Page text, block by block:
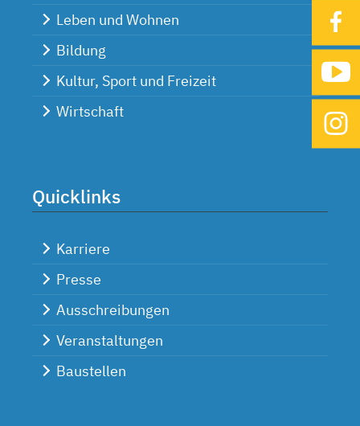
Leben und Wohnen
Bildung
Kultur, Sport und Freizeit
Wirtschaft
Quicklinks
Karriere
Presse
Ausschreibungen
Veranstaltungen
Baustellen